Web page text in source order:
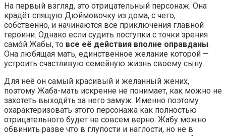
На первый взгляд, это отрицательный персонаж. Она
крадёт спящую Дюймовочку из дома, с чего,
собственно, и начинаются все приключения главной
героини. Однако если судить поступки с точки зрения
само́й Жабы, то все её действия вполне оправданы.
Она любящая мать, единственное желание которой —
устроить счастливую семейную жизнь своему сыну.
Для неё он самый красивый и желанный жених,
поэтому Жаба-мать искренне не понимает, как можно не
захотеть выходи́ть за него замуж. Именно поэтому
охарактеризовать этого персонажа как полностью
отрицательного будет не совсем верно. Жабу можно
обвинить разве что в глупости и наглости, но не в